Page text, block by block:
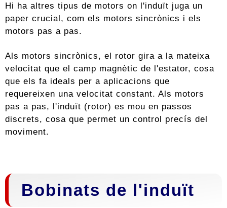
Hi ha altres tipus de motors on l'induït juga un
paper crucial, com els motors sincrònics i els
motors pas a pas.
Als motors sincrònics, el rotor gira a la mateixa
velocitat que el camp magnètic de l'estator, cosa
que els fa ideals per a aplicacions que
requereixen una velocitat constant. Als motors
pas a pas, l'induït (rotor) es mou en passos
discrets, cosa que permet un control precís del
moviment.
Bobinats de l'induït